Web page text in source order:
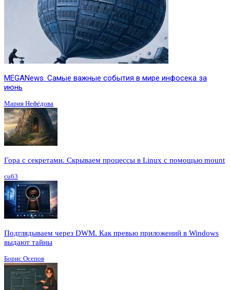
MEGANews. Cамые важные события в мире инфосека за
июнь
Мария Нефёдова
Гора с секретами. Скрываем процессы в Linux c помощью mount
cu63
Подглядываем через DWM. Как превью приложений в Windows
выдают тайны
Борис Осепов